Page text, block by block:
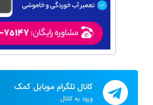
کانال تلگرام موبایل کمک
ورود به کانال